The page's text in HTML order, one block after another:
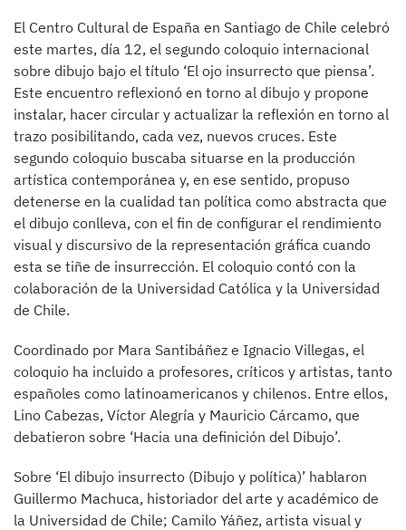
El Centro Cultural de España en Santiago de Chile celebró
este martes, día 12, el segundo coloquio internacional
sobre dibujo bajo el título ‘El ojo insurrecto que piensa’.
Este encuentro reflexionó en torno al dibujo y propone
instalar, hacer circular y actualizar la reflexión en torno al
trazo posibilitando, cada vez, nuevos cruces. Este
segundo coloquio buscaba situarse en la producción
artística contemporánea y, en ese sentido, propuso
detenerse en la cualidad tan política como abstracta que
el dibujo conlleva, con el fin de configurar el rendimiento
visual y discursivo de la representación gráfica cuando
esta se tiñe de insurrección. El coloquio contó con la
colaboración de la Universidad Católica y la Universidad
de Chile.
Coordinado por Mara Santibáñez e Ignacio Villegas, el
coloquio ha incluido a profesores, críticos y artistas, tanto
españoles como latinoamericanos y chilenos. Entre ellos,
Lino Cabezas, Víctor Alegría y Mauricio Cárcamo, que
debatieron sobre ‘Hacia una definición del Dibujo’.
Sobre ‘El dibujo insurrecto (Dibujo y política)’ hablaron
Guillermo Machuca, historiador del arte y académico de
la Universidad de Chile; Camilo Yáñez, artista visual y